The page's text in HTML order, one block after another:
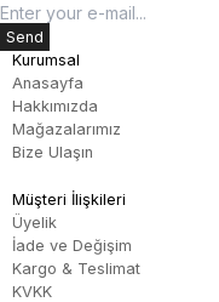
Send
Kurumsal
Anasayfa
Hakkımızda
Mağazalarımız
Bize Ulaşın
Müşteri İlişkileri
Üyelik
İade ve Değişim
Kargo & Teslimat
KVKK